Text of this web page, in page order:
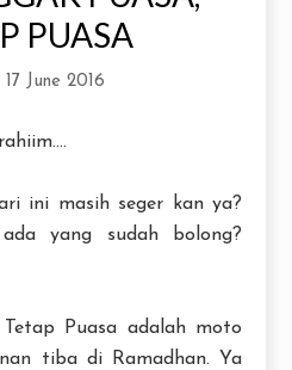
PUASA
June 2016
ini masih seger kan ya?
yang sudah bolong?
Tetap Puasa adalah moto
tiba di Ramadhan. Ya